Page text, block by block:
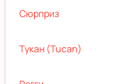
Сюрприз
Тукан (Tucan)